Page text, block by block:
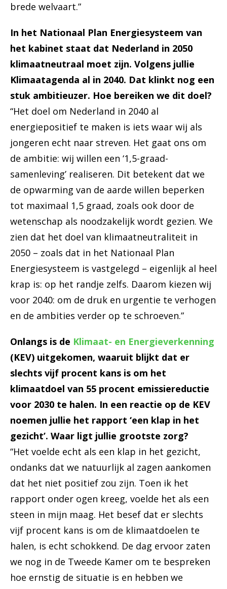
brede welvaart.”
In het Nationaal Plan Energiesysteem van
het kabinet staat dat Nederland in 2050
klimaatneutraal moet zijn. Volgens jullie
Klimaatagenda al in 2040. Dat klinkt nog een
stuk ambitieuzer. Hoe bereiken we dit doel?
“Het doel om Nederland in 2040 al
energiepositief te maken is iets waar wij als
jongeren echt naar streven. Het gaat ons om
de ambitie: wij willen een ‘1,5-graad-
samenleving’ realiseren. Dit betekent dat we
de opwarming van de aarde willen beperken
tot maximaal 1,5 graad, zoals ook door de
wetenschap als noodzakelijk wordt gezien. We
zien dat het doel van klimaatneutraliteit in
2050 – zoals dat in het Nationaal Plan
Energiesysteem is vastgelegd – eigenlijk al heel
krap is: op het randje zelfs. Daarom kiezen wij
voor 2040: om de druk en urgentie te verhogen
en de ambities verder op te schroeven.”
Onlangs is de Klimaat- en Energieverkenning
(KEV) uitgekomen, waaruit blijkt dat er
slechts vijf procent kans is om het
klimaatdoel van 55 procent emissiereductie
voor 2030 te halen. In een reactie op de KEV
noemen jullie het rapport ‘een klap in het
gezicht’. Waar ligt jullie grootste zorg?
“Het voelde echt als een klap in het gezicht,
ondanks dat we natuurlijk al zagen aankomen
dat het niet positief zou zijn. Toen ik het
rapport onder ogen kreeg, voelde het als een
steen in mijn maag. Het besef dat er slechts
vijf procent kans is om de klimaatdoelen te
halen, is echt schokkend. De dag ervoor zaten
we nog in de Tweede Kamer om te bespreken
hoe ernstig de situatie is en hebben we